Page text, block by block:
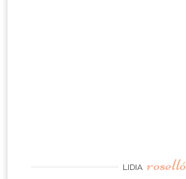
LIDIA roselló